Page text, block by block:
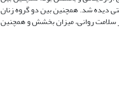
دیده شد. همچنین بین دو گروه زنان
سلامت روانی، میزان بخشش و همچنین